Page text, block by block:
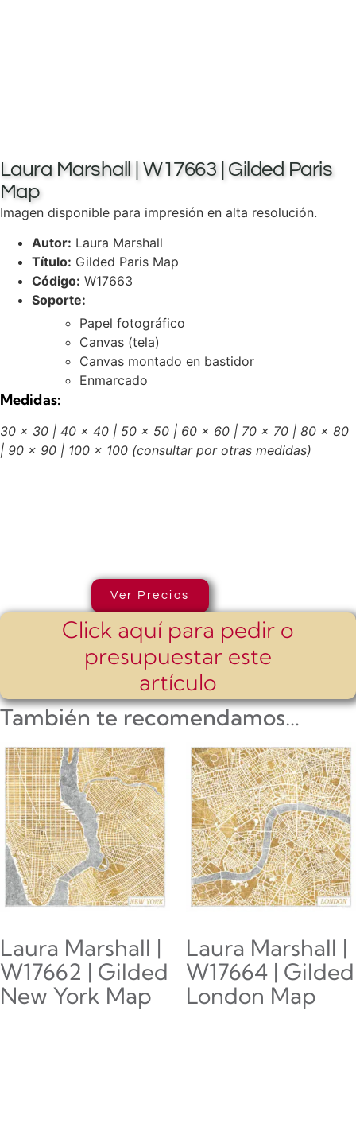
Laura Marshall | W17663 | Gilded Paris
Map
Imagen disponible para impresión en alta resolución.
Autor: Laura Marshall
Título: Gilded Paris Map
Código: W17663
Soporte:
Papel fotográfico
Canvas (tela)
Canvas montado en bastidor
Enmarcado
Medidas:
30 x 30 | 40 x 40 | 50 x 50 | 60 x 60 | 70 x 70 | 80 x 80
| 90 x 90 | 100 x 100 (consultar por otras medidas)
Ver Precios
Click aquí para pedir o
presupuestar este
artículo
También te recomendamos…
Laura Marshall |
W17662 | Gilded
New York Map
Laura Marshall |
W17664 | Gilded
London Map